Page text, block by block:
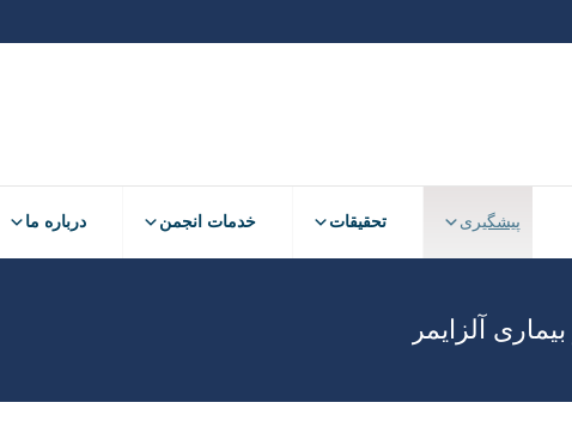
پیشگیری تحقیقات خدمات انجمن درباره ما
آلزایمر